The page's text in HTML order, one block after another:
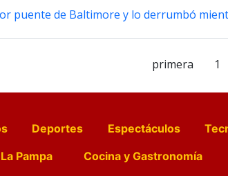
puente de Baltimore y lo derrumbó
primera 1
Deportes Espectáculos
Pampa Cocina y Gastronomía